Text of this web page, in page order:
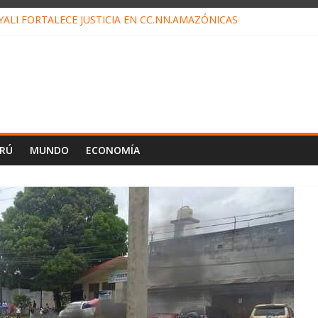
FORTALECE JUSTICIA EN CC.NN.AMAZÓNICAS
MUNDO ECONOMÍA